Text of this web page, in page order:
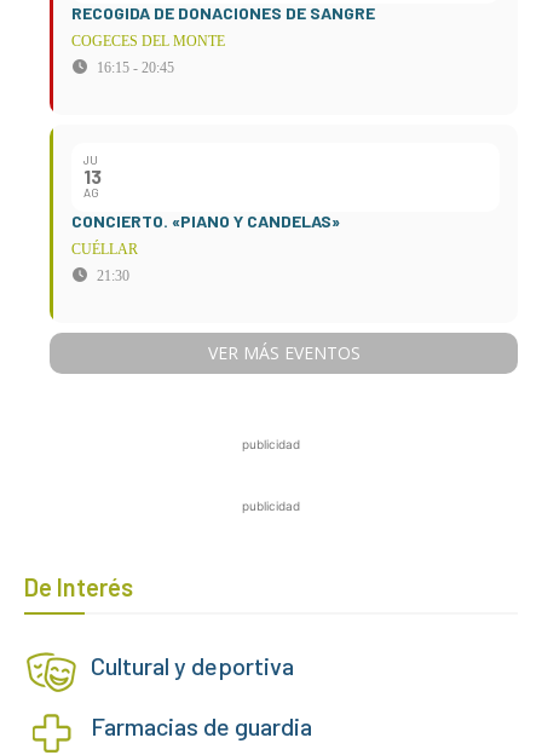
RECOGIDA DE DONACIONES DE SANGRE
COGECES DEL MONTE
16:15 - 20:45
JU
13
AG
CONCIERTO. «PIANO Y CANDELAS»
CUÉLLAR
21:30
VER MÁS EVENTOS
publicidad
publicidad
De Interés
Cultural y deportiva
Farmacias de guardia